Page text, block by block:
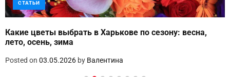
СТАТЬИ
Какие цветы выбрать в Харькове по сезону: весна,
лето, осень, зима
Posted on 03.05.2026 by Валентина